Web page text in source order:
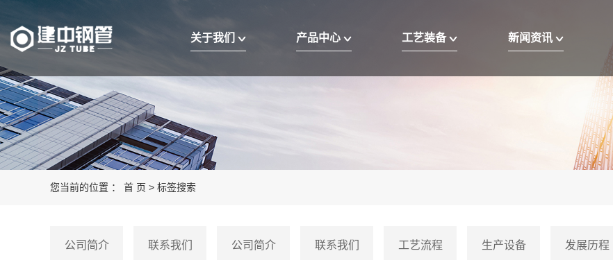
关于我们 产品中心 工艺装备 新闻资讯
您当前的位置 ： 首 页 > 标签搜索
公司简介 联系我们 公司简介 联系我们 工艺流程 生产设备 发展历程